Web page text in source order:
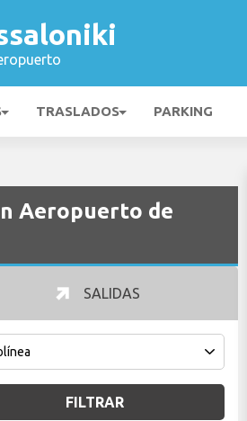
TRASLADOS PARKING
Aeropuerto de
SALIDAS
FILTRAR